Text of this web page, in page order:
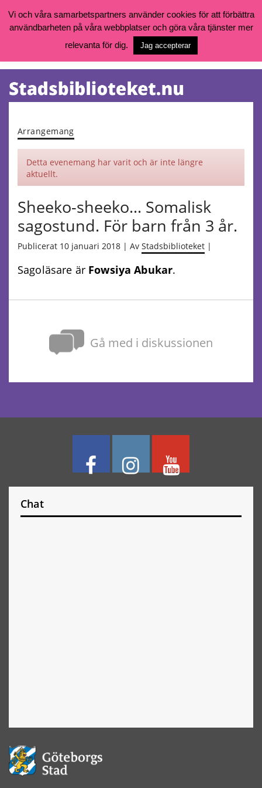
Vill du söka böcker, logga in på ditt bibliotekskonto eller nå övriga
goteborg.se/bibliotek
Öppettider, katalog och kontakt
Tjänster
Arrangemang
Detta evenemang har varit och är inte längre
aktuellt.
Sheeko-sheeko… Somalisk
sagostund. För barn från 3 år.
Publicerat 10 januari 2018 | Av Stadsbiblioteket |
Sagoläsare är Fowsiya Abukar.
Gå med i diskussionen
Chat
Vi och våra samarbetspartners använder cookies för att förbättra
användbarheten på våra webbplatser och göra våra tjänster mer
relevanta för dig.
Jag accepterar